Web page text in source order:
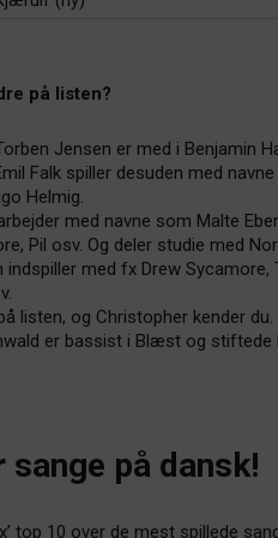
på listen?
Jensen er med i Benjamin
Falk spiller desuden med
Helmig.
med navne som Malte
Pil osv. Og deler studie med
indspiller med fx Drew Sycamore,
listen, og Christopher kender du.
er bassist i Blæst og
sange på dansk!
top 10 over de mest spillede